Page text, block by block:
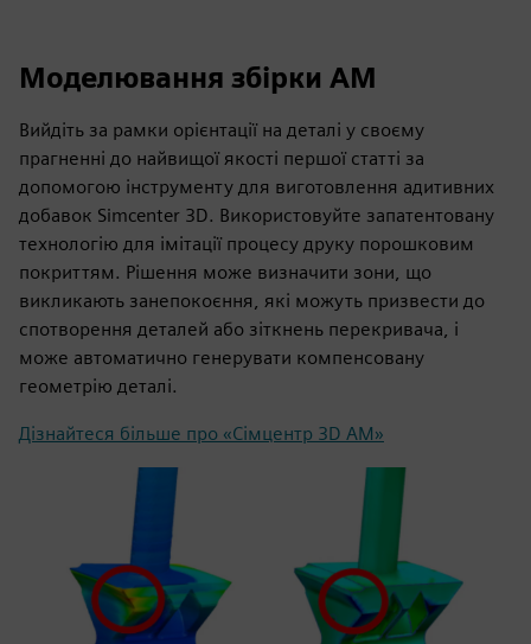
Моделювання збірки AM
Вийдіть за рамки орієнтації на деталі у своєму
прагненні до найвищої якості першої статті за
допомогою інструменту для виготовлення адитивних
добавок Simcenter 3D. Використовуйте запатентовану
технологію для імітації процесу друку порошковим
покриттям. Рішення може визначити зони, що
викликають занепокоєння, які можуть призвести до
спотворення деталей або зіткнень перекривача, і
може автоматично генерувати компенсовану
геометрію деталі.
Дізнайтеся більше про «Сімцентр 3D AM»